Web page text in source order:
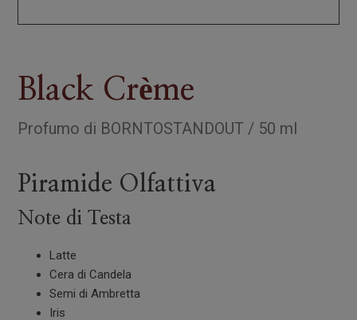
Black Crème
Profumo di BORNTOSTANDOUT / 50 ml
Piramide Olfattiva
Note di Testa
Latte
Cera di Candela
Semi di Ambretta
Iris